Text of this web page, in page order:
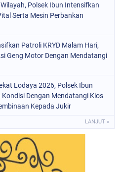
Polsek Ibun Intensifkan
Serta Mesin Perbankan
Patroli KRYD Malam Hari,
Geng Motor Dengan Mendatangi
Lodaya 2026, Polsek Ibun
Dengan Mendatangi Kios
Kepada Jukir
LANJUT »